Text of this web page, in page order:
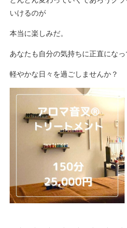
いけるのが
本当に楽しみだ。
あなたも自分の気持ちに正直になっ
軽やかな日々を過ごしませんか？